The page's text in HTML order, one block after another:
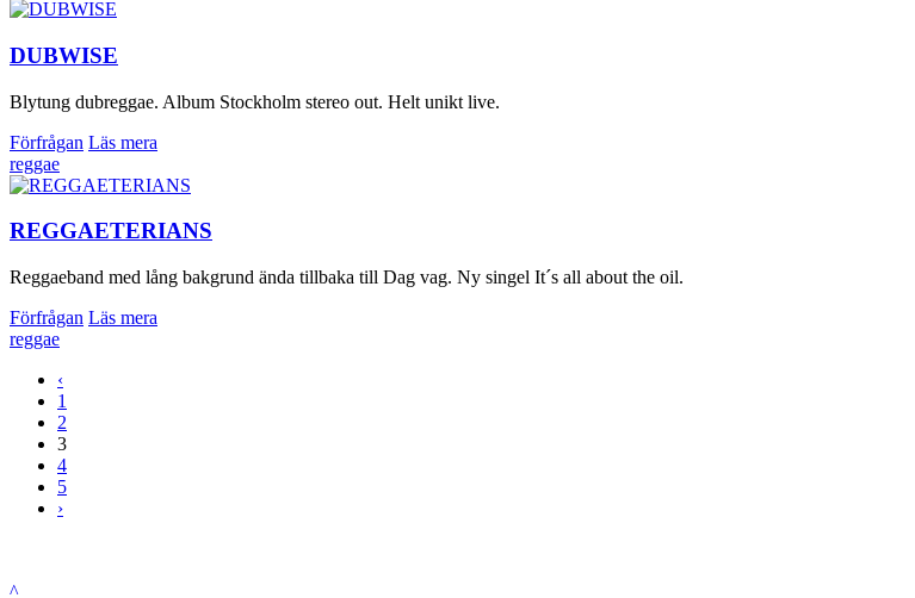
DUBWISE
Blytung dubreggae. Album Stockholm stereo out. Helt unikt live.
Förfrågan Läs mera
reggae
REGGAETERIANS
Reggaeband med lång bakgrund ända tillbaka till Dag vag. Ny singel It´s all about the oil.
Förfrågan Läs mera
reggae
‹
1
2
3
4
5
›
^